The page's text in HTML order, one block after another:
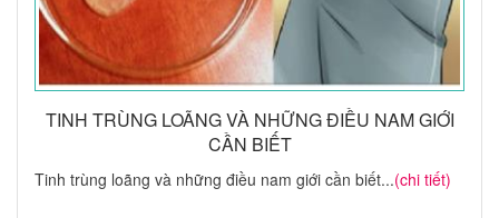
TINH TRÙNG LOÃNG VÀ NHỮNG ĐIỀU NAM GIỚI
CẦN BIẾT
Tinh trùng loãng và những điều nam giới cần biết...(chi tiết)